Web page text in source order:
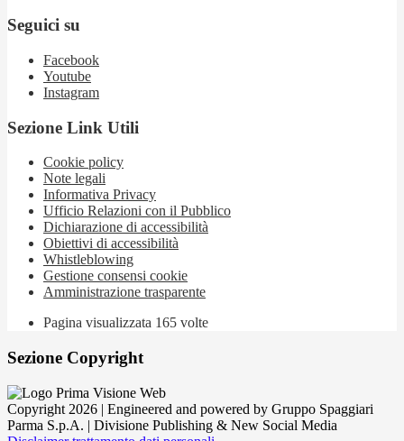
Seguici su
Facebook
Youtube
Instagram
Sezione Link Utili
Cookie policy
Note legali
Informativa Privacy
Ufficio Relazioni con il Pubblico
Dichiarazione di accessibilità
Obiettivi di accessibilità
Whistleblowing
Gestione consensi cookie
Amministrazione trasparente
Pagina visualizzata 165 volte
Sezione Copyright
Copyright 2026 | Engineered and powered by Gruppo Spaggiari
Parma S.p.A. | Divisione Publishing & New Social Media